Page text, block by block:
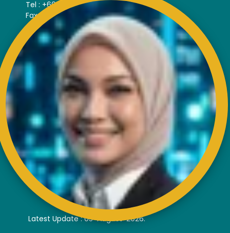
Tel : +603-4256 4022
Fax : +603- 4257 6726
EXTERNAL LINK
Disclaimer
Privacy and Security Policy
FAQs
Helps & Support
Sitemap
VISITORS COUNTER
Latest Update : 05-August-2026.